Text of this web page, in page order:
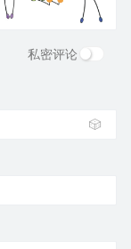
私密评论
🎲